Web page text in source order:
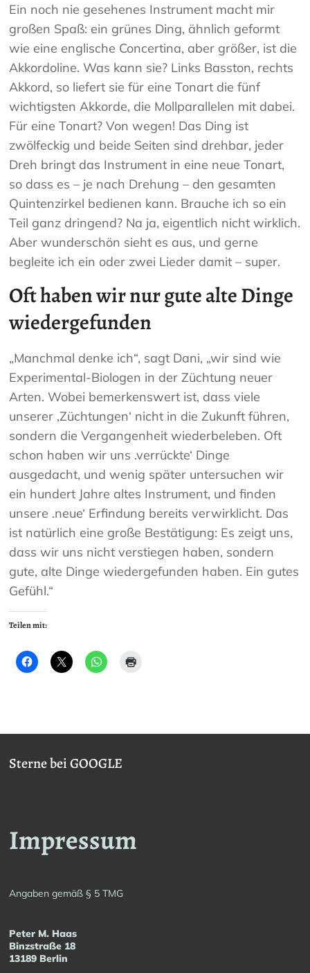
Ein noch nie gesehenes Instrument macht mir
großen Spaß: ein grünes Ding, ähnlich geformt
wie eine englische Concertina, aber größer, ist die
Akkordoline. Was kann sie? Links Basston, rechts
Akkord, so liefert sie für eine Tonart die fünf
wichtigsten Akkorde, die Mollparallelen mit dabei.
Für eine Tonart? Von wegen! Das Ding ist
zwölfeckig und beide Seiten sind drehbar, jeder
Dreh bringt das Instrument in eine neue Tonart,
so dass es – je nach Drehung – den gesamten
Quintenzirkel bedienen kann. Brauche ich so ein
Teil ganz dringend? Na ja, eigentlich nicht wirklich.
Aber wunderschön sieht es aus, und gerne
begleite ich ein oder zwei Lieder damit – super.
Oft haben wir nur gute alte Dinge
wiedergefunden
„Manchmal denke ich“, sagt Dani, „wir sind wie
Experimental-Biologen in der Züchtung neuer
Arten. Wobei bemerkenswert ist, dass viele
unserer ,Züchtungen‘ nicht in die Zukunft führen,
sondern die Vergangenheit wiederbeleben. Oft
schon haben wir uns .verrückte‘ Dinge
ausgedacht, und wenig später untersuchen wir
ein hundert Jahre altes Instrument, und finden
unsere .neue‘ Erfindung bereits verwirklicht. Das
ist natürlich eine große Bestätigung: Es zeigt uns,
dass wir uns nicht verstiegen haben, sondern
gute, alte Dinge wiedergefunden haben. Ein gutes
Gefühl.“
Teilen mit:
Sterne bei GOOGLE
Impressum
Angaben gemäß § 5 TMG
Peter M. Haas
Binzstraße 18
13189 Berlin